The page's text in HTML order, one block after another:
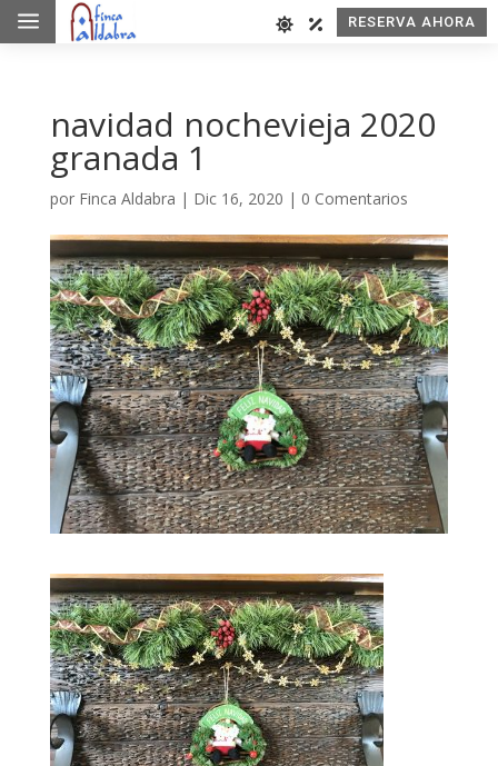
a RESERVA AHORA
navidad nochevieja 2020
granada 1
por Finca Aldabra | Dic 16, 2020 | 0 Comentarios